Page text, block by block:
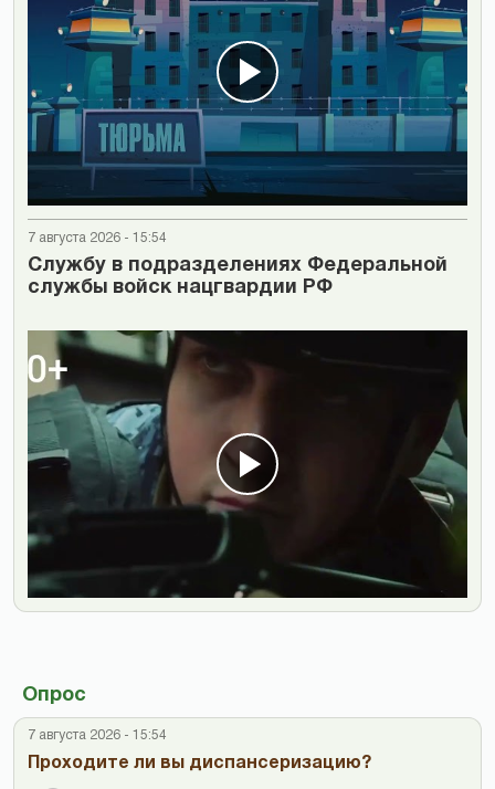
7 августа 2026 - 15:54
Cлужбу в подразделениях Федеральной
службы войск нацгвардии РФ
Опрос
7 августа 2026 - 15:54
Проходите ли вы диспансеризацию?